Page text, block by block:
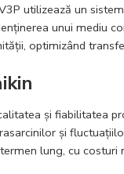
utilizează un
unui mediu
optimizând
și fiabilitatea
și
lung, cu costuri